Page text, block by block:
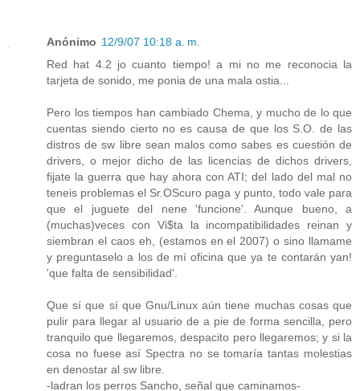
Anónimo 12/9/07 10:18 a. m.
Red hat 4.2 jo cuanto tiempo! a mi no me reconocia la
tarjeta de sonido, me ponia de una mala ostia...
Pero los tiempos han cambiado Chema, y mucho de lo que
cuentas siendo cierto no es causa de que los S.O. de las
distros de sw libre sean malos como sabes es cuestión de
drivers, o mejor dicho de las licencias de dichos drivers,
fijate la guerra que hay ahora con ATI; del lado del mal no
teneis problemas el Sr.OScuro paga y punto, todo vale para
que el juguete del nene 'funcione'. Aunque bueno, a
(muchas)veces con Vi$ta la incompatibilidades reinan y
siembran el caos eh, (estamos en el 2007) o sino llamame
y preguntaselo a los de mí oficina que ya te contarán yan!
'que falta de sensibilidad'.
Que sí que sí que Gnu/Linux aún tiene muchas cosas que
pulir para llegar al usuario de a pie de forma sencilla, pero
tranquilo que llegaremos, despacito pero llegaremos; y si la
cosa no fuese así Spectra no se tomaría tantas molestias
en denostar al sw libre.
-ladran los perros Sancho, señal que caminamos-